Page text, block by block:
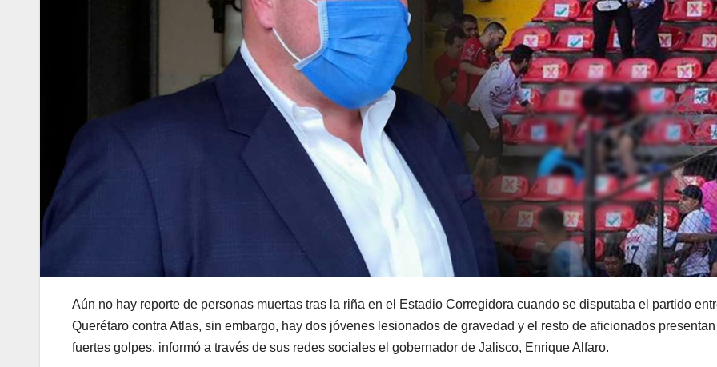
Aún no hay reporte de personas muertas tras la riña en el Estadio Corregidora cuando se disputaba el partido
Querétaro contra Atlas, sin embargo, hay dos jóvenes lesionados de gravedad y el resto de aficionados presentan
fuertes golpes, informó a través de sus redes sociales el gobernador de Jalisco, Enrique Alfaro.